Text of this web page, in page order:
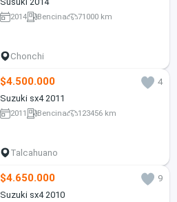
2014 Bencina 71000 km
Chonchi
$4.500.000
4
Suzuki sx4 2011
2011 Bencina 123456 km
Talcahuano
$4.650.000
9
Suzuki sx4 2010